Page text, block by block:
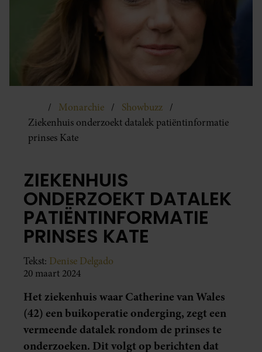
Monarchie
Showbuzz
Ziekenhuis onderzoekt datalek patiëntinformatie
prinses Kate
ZIEKENHUIS
ONDERZOEKT DATALEK
PATIËNTINFORMATIE
PRINSES KATE
Tekst: Denise Delgado
20 maart 2024
Het ziekenhuis waar Catherine van Wales
(42) een buikoperatie onderging, zegt een
vermeende datalek rondom de prinses te
onderzoeken. Dit volgt op berichten dat